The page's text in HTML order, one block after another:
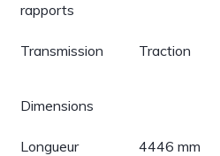
rapports
Transmission Traction
Dimensions
Longueur 4446 mm